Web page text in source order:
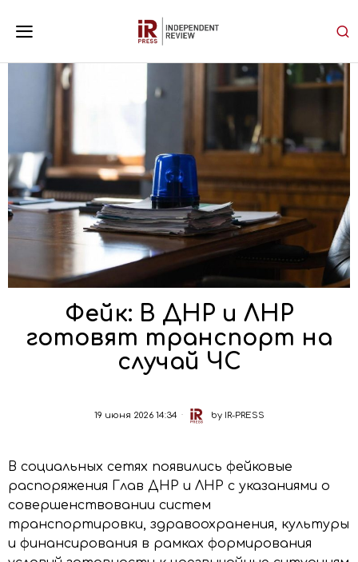
Фейк: В ДНР и ЛНР
готовят транспорт на
случай ЧС
19 июня 2026 14:34 by IR-PRESS
В социальных сетях появились фейковые
распоряжения Глав ДНР и ЛНР с указаниями о
совершенствовании систем
транспортировки, здравоохранения, культуры
и финансирования в рамках формирования